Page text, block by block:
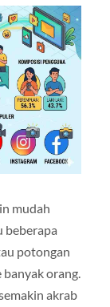
mudah
beberapa
potongan
orang.
akrab